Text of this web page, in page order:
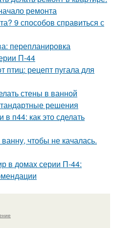
ремонта
9 способов справиться с
перепланировка
П-44
птиц: рецепт пугала для
стены в ванной
решения
п44: как это сделать
чтобы не качалась.
в домах серии П-44: